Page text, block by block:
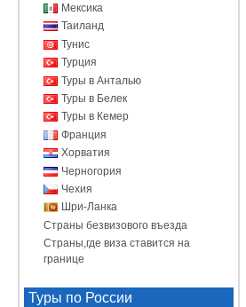
Мексика
Таиланд
Тунис
Турция
Туры в Анталью
Туры в Белек
Туры в Кемер
Франция
Хорватия
Черногория
Чехия
Шри-Ланка
Страны безвизового въезда
Страны,где виза ставится на
границе
Туры по России